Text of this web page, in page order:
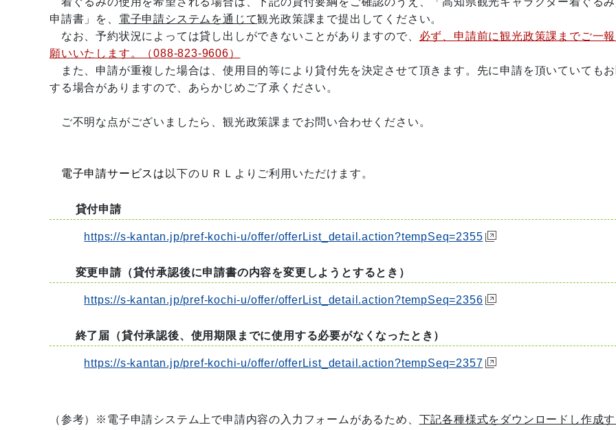
申請書」を、 電子申請システムを通じて観光政策課まで提出してください。
なお、予約状況によっては貸し出しができないことがありますので、 必ず、申請前に観光政策課までご一
願いいたします。（088-823-9606）
また、申請が重複した場合は、使用目的等により貸付先を決定させて頂きます。先に申請を頂いていてもお
する場合がありますので、あらかじめご了承ください。
ご不明な点がございましたら、観光政策課までお問い合わせください。
電子申請サービスは 以下のＵＲＬよりご利用いただけます。
貸付申請
https://s-kantan.jp/pref-kochi-u/offer/offerList_detail.action?tempSeq=2355
変更申請（貸付承認後に申請書の内容を変更しようとするとき）
https://s-kantan.jp/pref-kochi-u/offer/offerList_detail.action?tempSeq=2356
終了届（貸付承認後、使用期限までに使用する必要がなくなったとき）
https://s-kantan.jp/pref-kochi-u/offer/offerList_detail.action?tempSeq=2357
（参考）※電子申請システム上で申請内容の入力フォームがあるため、 下記各種様式をダウンロードし作成